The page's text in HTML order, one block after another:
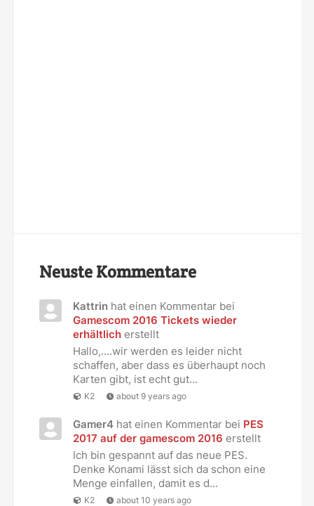
Neuste Kommentare
Kattrin hat einen Kommentar bei
Gamescom 2016 Tickets wieder
erhältlich erstellt
Hallo,....wir werden es leider nicht
schaffen, aber dass es überhaupt noch
Karten gibt, ist echt gut...
K2 about 9 years ago
Gamer4 hat einen Kommentar bei PES
2017 auf der gamescom 2016 erstellt
Ich bin gespannt auf das neue PES.
Denke Konami lässt sich da schon eine
Menge einfallen, damit es d...
K2 about 10 years ago